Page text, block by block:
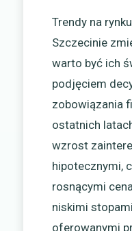
Trendy na
Szczecinie
warto być ich
podjęciem
zobowiązania
ostatnich
wzrost
hipotecznymi,
rosnącymi
niskimi
oferowanymi